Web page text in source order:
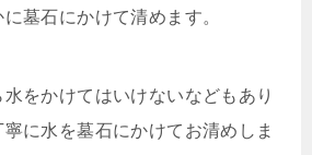
墓石にかけて清めます。
をかけてはいけないなどもあり
に水を墓石にかけてお清めしま